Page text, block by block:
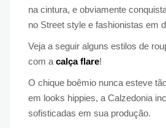
na cintura, e obviamente
no Street style e fashionistas em
Veja a seguir alguns estilos de
com a calça flare!
O chique boêmio nunca esteve
em looks hippies, a Calzedonia
sofisticadas em sua produção.